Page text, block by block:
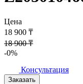
Цена
18 900 ₸
18 900 ₸
-0%
Консультация
Заказать